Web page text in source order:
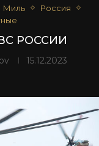
Миль
Россия
РОССИИ
15.12.2023